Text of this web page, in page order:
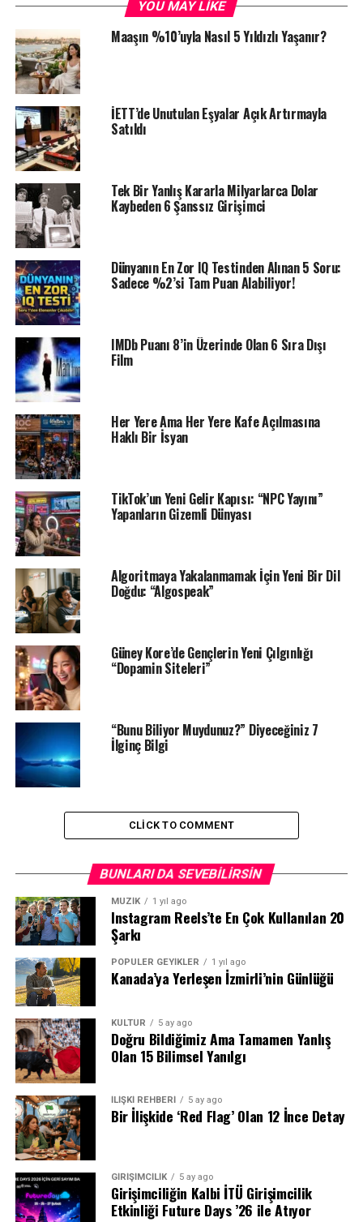
YOU MAY LIKE
Maaşın %10’uyla Nasıl 5 Yıldızlı Yaşanır?
İETT’de Unutulan Eşyalar Açık Artırmayla
Satıldı
Tek Bir Yanlış Kararla Milyarlarca Dolar
Kaybeden 6 Şanssız Girişimci
Dünyanın En Zor IQ Testinden Alınan 5 Soru:
Sadece %2’si Tam Puan Alabiliyor!
IMDb Puanı 8’in Üzerinde Olan 6 Sıra Dışı
Film
Her Yere Ama Her Yere Kafe Açılmasına
Haklı Bir İsyan
TikTok’un Yeni Gelir Kapısı: “NPC Yayını”
Yapanların Gizemli Dünyası
Algoritmaya Yakalanmamak İçin Yeni Bir Dil
Doğdu: “Algospeak”
Güney Kore’de Gençlerin Yeni Çılgınlığı
“Dopamin Siteleri”
“Bunu Biliyor Muydunuz?” Diyeceğiniz 7
İlginç Bilgi
CLICK TO COMMENT
BUNLARI DA SEVEBILIRSIN
MÜZİK 1 yıl ago
Instagram Reels’te En Çok Kullanılan 20
Şarkı
POPÜLER GEYİKLER 1 yıl ago
Kanada’ya Yerleşen İzmirli’nin Günlüğü
KÜLTÜR 5 ay ago
Doğru Bildiğimiz Ama Tamamen Yanlış
Olan 15 Bilimsel Yanılgı
İLİŞKİ REHBERİ 5 ay ago
Bir İlişkide ‘Red Flag’ Olan 12 İnce Detay
GİRİŞİMCİLİK 5 ay ago
Girişimciliğin Kalbi İTÜ Girişimcilik
Etkinliği Future Days ’26 ile Atıyor